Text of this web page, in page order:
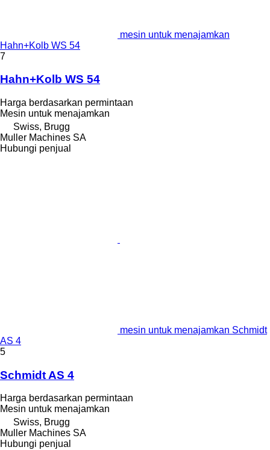
mesin untuk menajamkan
Hahn+Kolb WS 54
7
Hahn+Kolb WS 54
Harga berdasarkan permintaan
Mesin untuk menajamkan
Swiss, Brugg
Muller Machines SA
Hubungi penjual
mesin untuk menajamkan Schmidt
AS 4
5
Schmidt AS 4
Harga berdasarkan permintaan
Mesin untuk menajamkan
Swiss, Brugg
Muller Machines SA
Hubungi penjual